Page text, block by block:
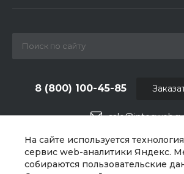
На сайте используется
сервис web-аналитики Яндекс.
собираются пользовательские
sale@intecweb.ru
8 (800) 100-45-85
г. Москва, ул.